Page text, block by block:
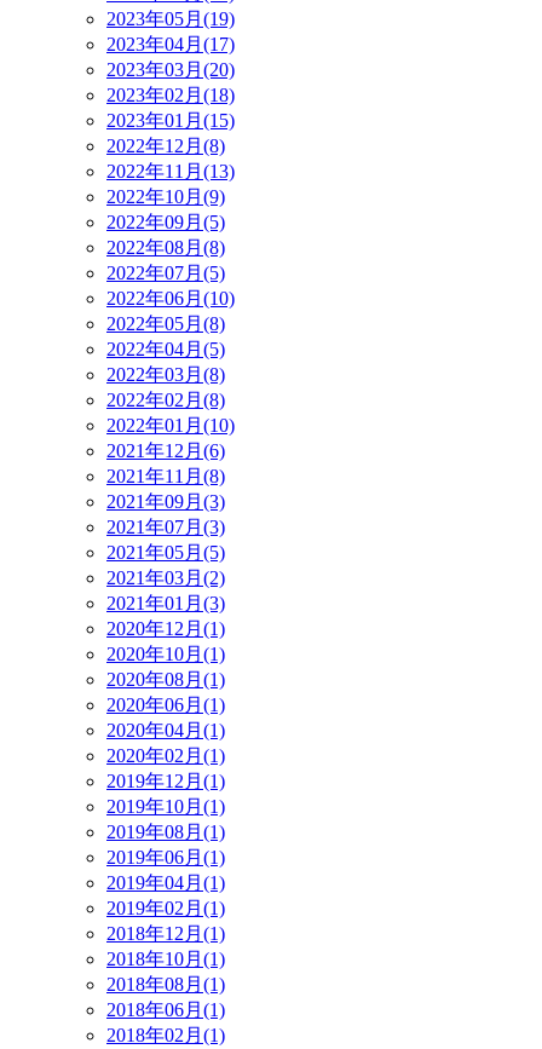
2023年05月(19)
2023年04月(17)
2023年03月(20)
2023年02月(18)
2023年01月(15)
2022年12月(8)
2022年11月(13)
2022年10月(9)
2022年09月(5)
2022年08月(8)
2022年07月(5)
2022年06月(10)
2022年05月(8)
2022年04月(5)
2022年03月(8)
2022年02月(8)
2022年01月(10)
2021年12月(6)
2021年11月(8)
2021年09月(3)
2021年07月(3)
2021年05月(5)
2021年03月(2)
2021年01月(3)
2020年12月(1)
2020年10月(1)
2020年08月(1)
2020年06月(1)
2020年04月(1)
2020年02月(1)
2019年12月(1)
2019年10月(1)
2019年08月(1)
2019年06月(1)
2019年04月(1)
2019年02月(1)
2018年12月(1)
2018年10月(1)
2018年08月(1)
2018年06月(1)
2018年02月(1)